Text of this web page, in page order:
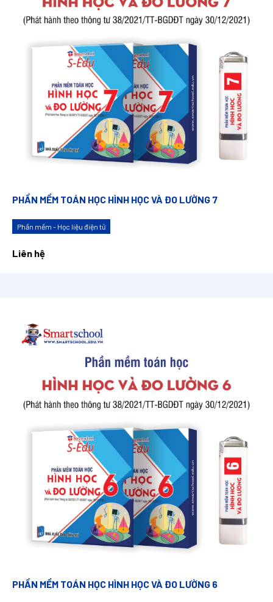
PHẦN MỀM TOÁN HỌC HÌNH HỌC VÀ ĐO LƯỜNG 7
Phần mềm - Học liệu điện tử
Liên hệ
PHẦN MỀM TOÁN HỌC HÌNH HỌC VÀ ĐO LƯỜNG 6